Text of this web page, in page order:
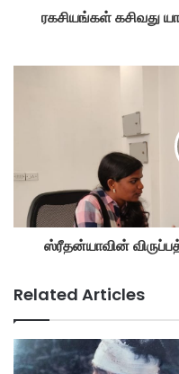
ரகசியங்கள் கசிவது
ஸ்ரீதன்யாவின்
Related Articles